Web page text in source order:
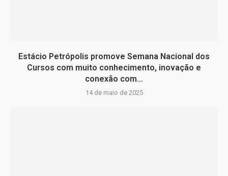
Estácio Petrópolis promove Semana Nacional dos
Cursos com muito conhecimento, inovação e
conexão com...
14 de maio de 2025